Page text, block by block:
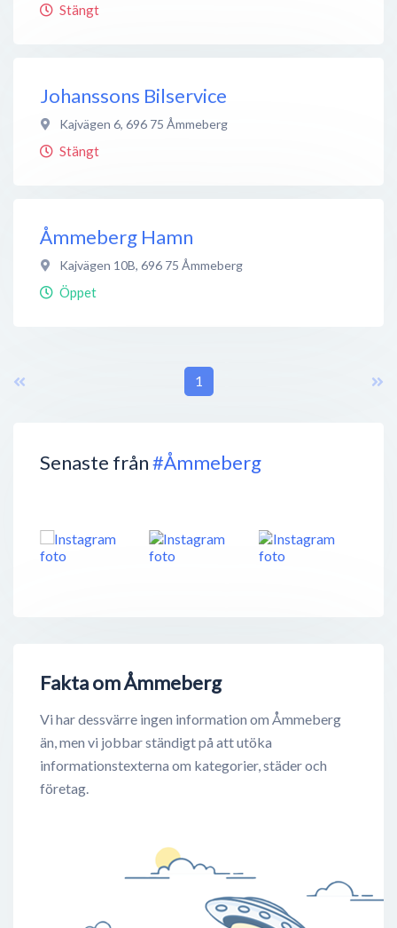
Senaste från#Åmmeberg
Fakta om Åmmeberg
Vi har dessvärre ingen information om Åmmeberg
än, men vi jobbar ständigt på att utöka
informationstexterna om kategorier, städer och
företag.
Stängt
Johanssons Bilservice
Kajvägen 6, 696 75 Åmmeberg
Stängt
Åmmeberg Hamn
Kajvägen 10B, 696 75 Åmmeberg
Öppet
1